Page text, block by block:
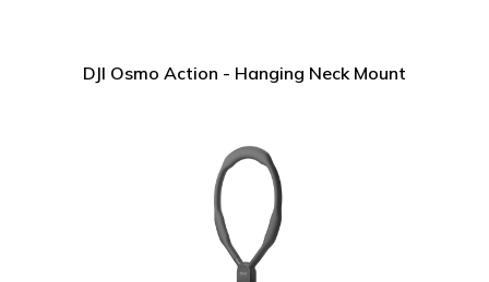
DJI Osmo Action - Hanging Neck Mount